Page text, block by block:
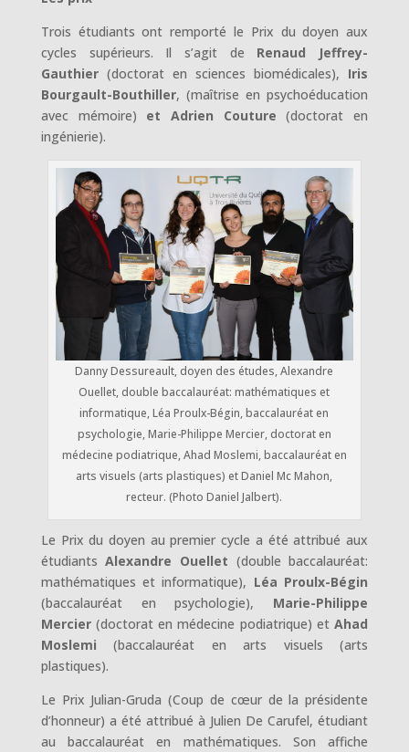
Trois étudiants ont remporté le Prix du doyen aux
cycles supérieurs. Il s’agit de Renaud Jeffrey-
Gauthier(doctorat en sciences biomédicales), Iris
Bourgault-Bouthiller, (maîtrise en psychoéducation
avec mémoire) et Adrien Couture (doctorat en
ingénierie).
Danny Dessureault, doyen des études, Alexandre
Ouellet, double baccalauréat: mathématiques et
informatique, Léa Proulx-Bégin, baccalauréat en
psychologie, Marie-Philippe Mercier, doctorat en
médecine podiatrique, Ahad Moslemi, baccalauréat en
arts visuels (arts plastiques) et Daniel Mc Mahon,
recteur. (Photo Daniel Jalbert).
Le Prix du doyen au premier cycle a été attribué aux
étudiantsAlexandre Ouellet (double baccalauréat:
mathématiques et informatique), Léa Proulx-Bégin
(baccalauréat en psychologie), Marie-Philippe
Mercier(doctorat en médecine podiatrique) etAhad
Moslemi (baccalauréat en arts visuels (arts
plastiques).
Le Prix Julian-Gruda (Coup de cœur de la présidente
d’honneur) a été attribué à Julien De Carufel, étudiant
au baccalauréat en mathématiques. Son affiche